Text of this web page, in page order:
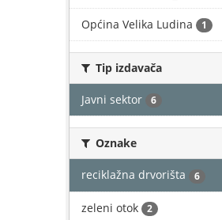
Općina Velika Ludina 1
Tip izdavača
Javni sektor 6
Oznake
reciklažna drvorišta 6
zeleni otok 2